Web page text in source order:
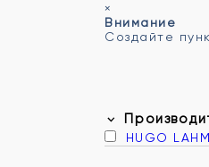
×
Внимание
Создайте
HUGO